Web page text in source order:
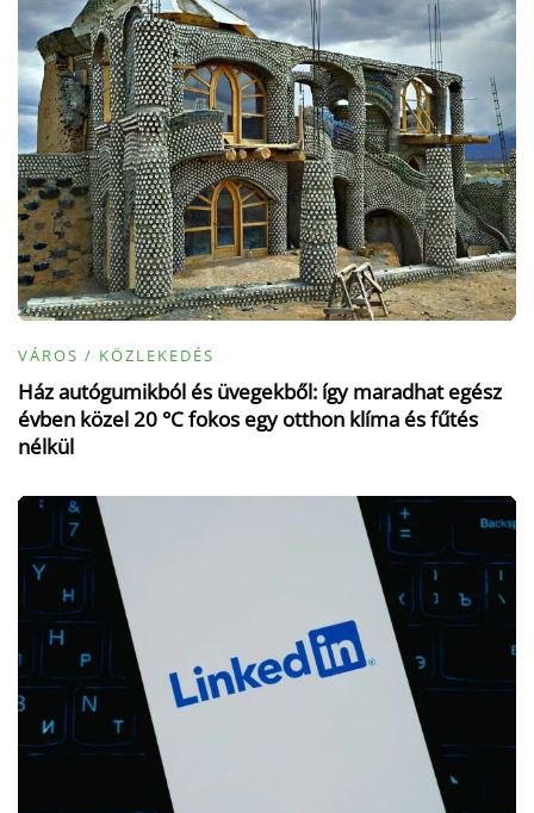
VÁROS / KÖZLEKEDÉS
Ház autógumikból és üvegekből: így maradhat egész
évben közel 20 °C fokos egy otthon klíma és fűtés
nélkül